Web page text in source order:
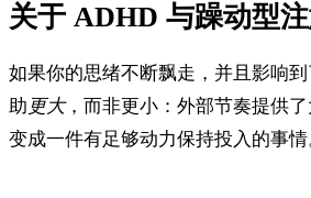
关于 ADHD 与躁动型
如果你的思绪不断飘走，并且影响
助 更大，而非更小：外部节奏提供
变成一件有足够动力保持投入的事